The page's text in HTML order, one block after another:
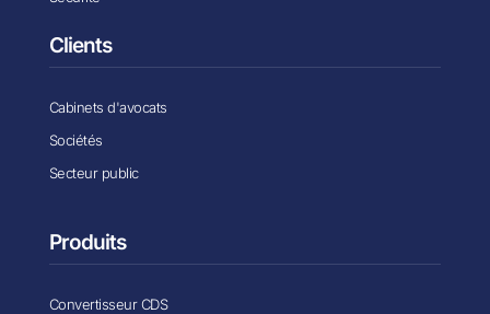
Clients
Cabinets d'avocats
Sociétés
Secteur public
Produits
Convertisseur CDS